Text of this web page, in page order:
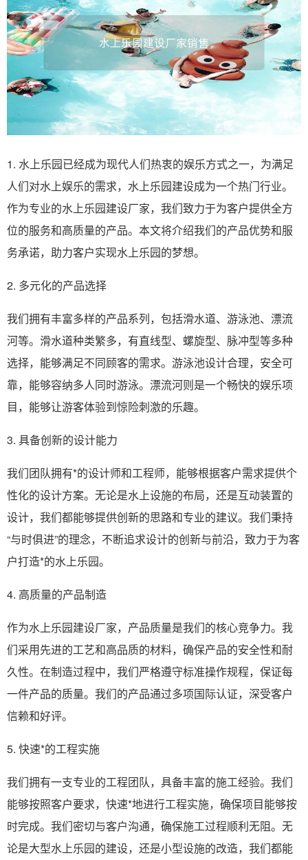
1. 水上乐园已经成为现代人们热衷的娱乐方式之一，为满足
人们对水上娱乐的需求，水上乐园建设成为一个热门行业。
作为专业的水上乐园建设厂家，我们致力于为客户提供全方
位的服务和高质量的产品。本文将介绍我们的产品优势和服
务承诺，助力客户实现水上乐园的梦想。
2. 多元化的产品选择
我们拥有丰富多样的产品系列，包括滑水道、游泳池、漂流
河等。滑水道种类繁多，有直线型、螺旋型、脉冲型等多种
选择，能够满足不同顾客的需求。游泳池设计合理，安全可
靠，能够容纳多人同时游泳。漂流河则是一个畅快的娱乐项
目，能够让游客体验到惊险刺激的乐趣。
3. 具备创新的设计能力
我们团队拥有*的设计师和工程师，能够根据客户需求提供个
性化的设计方案。无论是水上设施的布局，还是互动装置的
设计，我们都能够提供创新的思路和专业的建议。我们秉持
“与时俱进”的理念，不断追求设计的创新与前沿，致力于为客
户打造*的水上乐园。
4. 高质量的产品制造
作为水上乐园建设厂家，产品质量是我们的核心竞争力。我
们采用先进的工艺和高品质的材料，确保产品的安全性和耐
久性。在制造过程中，我们严格遵守标准操作规程，保证每
一件产品的质量。我们的产品通过多项国际认证，深受客户
信赖和好评。
5. 快速*的工程实施
我们拥有一支专业的工程团队，具备丰富的施工经验。我们
能够按照客户要求，快速*地进行工程实施，确保项目能够按
时完成。我们密切与客户沟通，确保施工过程顺利无阻。无
论是大型水上乐园的建设，还是小型设施的改造，我们都能